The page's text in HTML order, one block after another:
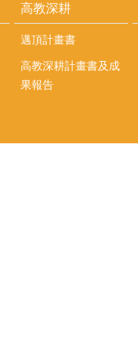
高教深耕
邁頂計畫書
高教深耕計畫書及成
果報告